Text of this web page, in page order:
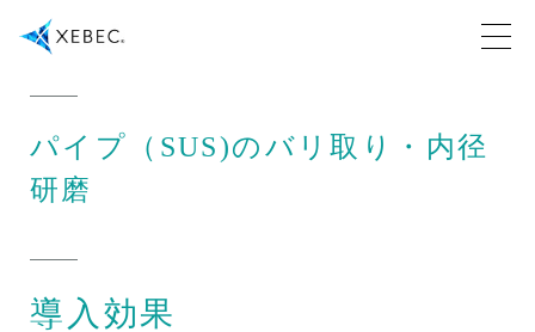
パイプ（SUS)のバリ取り・内径
研磨
導入効果